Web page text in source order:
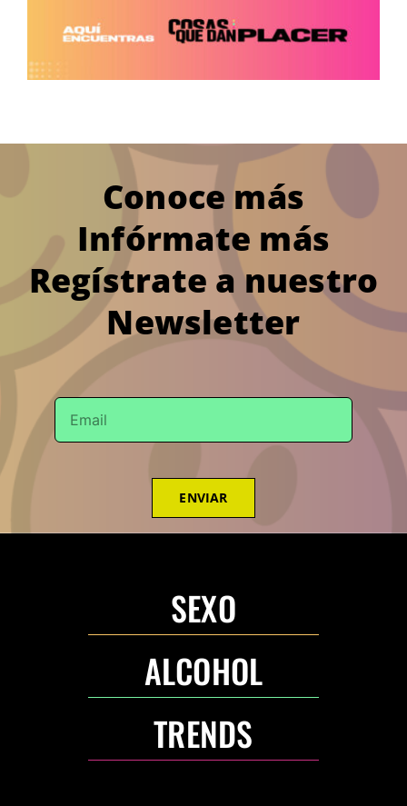
Conoce más
Infórmate más
Regístrate a nuestro
Newsletter
ENVIAR
SEXO
ALCOHOL
TRENDS